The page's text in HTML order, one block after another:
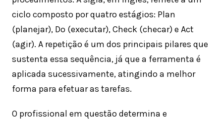
ciclo composto por quatro estágios: Plan
(planejar), Do (executar), Check (checar) e Act
(agir). A repetição é um dos principais pilares que
sustenta essa sequência, já que a ferramenta é
aplicada sucessivamente, atingindo a melhor
forma para efetuar as tarefas.
O profissional em questão determina e